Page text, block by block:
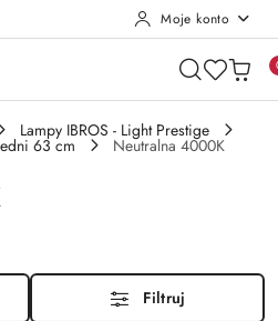
Moje konto
Lampy IBROS - Light Prestige
63 cm Neutralna 4000K
Filtruj